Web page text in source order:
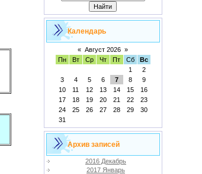
Календарь
« Август 2026 »
Пн
Вт Ср Чт Пт Сб
Вс
1
2
3
4 5 6 7 8
9
10
11 12 13 14 15
16
17
18 19 20 21 22
23
24
25 26 27 28 29
30
31
Архив записей
2016 Декабрь
2017 Январь